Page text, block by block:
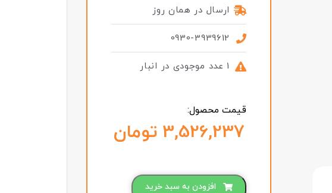
ارسال در همان روز
0930-3939612
1 عدد موجودی در انبار
قیمت محصول:
تومان
افزودن به سبد خرید